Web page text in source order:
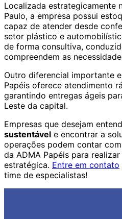
Localizada estrategicamente
Paulo, a empresa possui
capaz de atender desde
setor plástico e
de forma consultiva,
compreendem as
Outro diferencial importante
Papéis oferece atendimento
garantindo entregas ágeis
Leste da capital.
Empresas que desejam
sustentável e encontrar a
operações podem contar
da ADMA Papéis para
estratégica. Entre em contato
time de especialistas!